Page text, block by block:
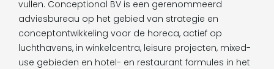
vullen. Conceptional BV is een gerenommeerd
adviesbureau op het gebied van strategie en
conceptontwikkeling voor de horeca, actief op
luchthavens, in winkelcentra, leisure projecten, mixed-
use gebieden en hotel- en restaurant formules in het